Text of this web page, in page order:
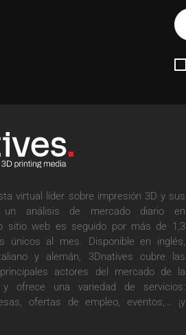
virtual líder sobre impresión 3D y sus
un análisis de mercado diario en
sitio web es seguido por más de 1,3
únicos al mes. Disponible en inglés,
y alemán, 3Dnatives cubre las
actores del mercado de la
y ofrece una variedad de servicios:
ofertas de empleo, eventos,… ¡y